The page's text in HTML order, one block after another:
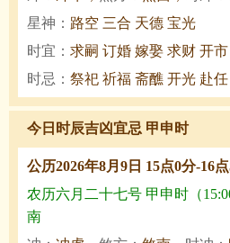
星神： 路空 三合 天德 宝光
时宜： 求嗣 订婚 嫁娶 求财 开
时忌： 祭祀 祈福 斋醮 开光 赴
今日时辰吉凶宜忌 甲申时
公历2026年8月9日 15点0分-16
农历六月二十七号 甲申时（
南